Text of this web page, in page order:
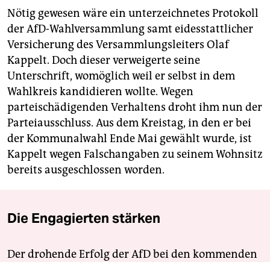
Nötig gewesen wäre ein unterzeichnetes Protokoll
der AfD-Wahlversammlung samt eidesstattlicher
Versicherung des Versammlungsleiters Olaf
Kappelt. Doch dieser verweigerte seine
Unterschrift, womöglich weil er selbst in dem
Wahlkreis kandidieren wollte. Wegen
parteischädigenden Verhaltens droht ihm nun der
Parteiausschluss. Aus dem Kreistag, in den er bei
der Kommunalwahl Ende Mai gewählt wurde, ist
Kappelt wegen Falschangaben zu seinem Wohnsitz
bereits ausgeschlossen worden.
Die Engagierten stärken
Der drohende Erfolg der AfD bei den kommenden